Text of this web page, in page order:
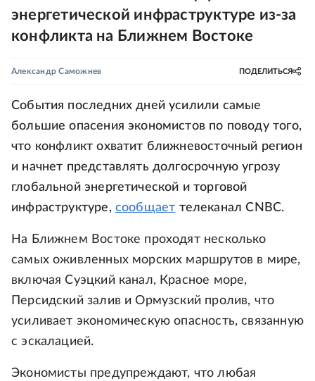
энергетической инфраструктуре из-за
конфликта на Ближнем Востоке
Александр Саможнев ПОДЕЛИТЬСЯ
События последних дней усилили самые
большие опасения экономистов по поводу того,
что конфликт охватит ближневосточный регион
и начнет представлять долгосрочную угрозу
глобальной энергетической и торговой
инфраструктуре, сообщает телеканал CNBC.
На Ближнем Востоке проходят несколько
самых оживленных морских маршрутов в мире,
включая Суэцкий канал, Красное море,
Персидский залив и Ормузский пролив, что
усиливает экономическую опасность, связанную
с эскалацией.
Экономисты предупреждают, что любая